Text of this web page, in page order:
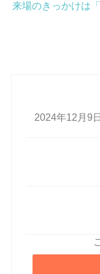
来場のきっかけは
2024年12月9